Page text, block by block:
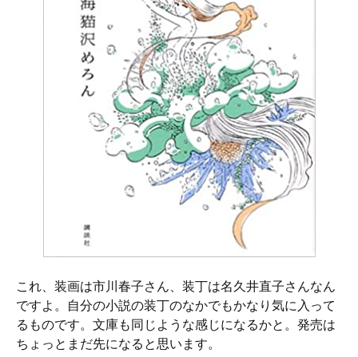
これ、装画は市川春子さん、装丁は名久井直子さんなん
ですよ。自分の小説の装丁のなかでもかなり気に入って
るものです。文庫も同じような感じになるかと。発売は
ちょっとまだ先になると思います。